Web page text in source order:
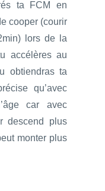
ta FCM en
cooper (courir
lors de la
accélères au
obtiendras ta
qu’avec
car avec
descend plus
monter plus